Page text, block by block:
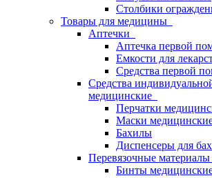
Столбики
Товары для медицины
Аптечки
Аптечка первой
Емкости для
Средства первой
Средства
медицинские
Перчатки
Маски
Бахилы
Диспенсеры для
Перевязочные материалы
Бинты